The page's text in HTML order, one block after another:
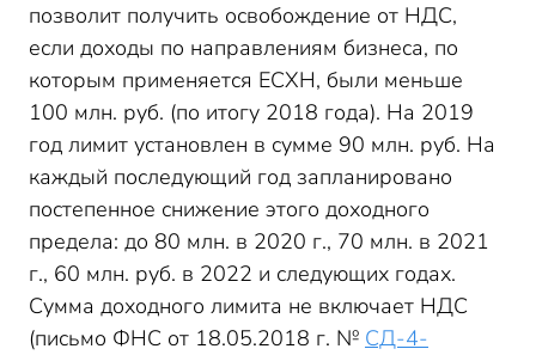
позволит получить освобождение от НДС,
если доходы по направлениям бизнеса, по
которым применяется ЕСХН, были меньше
100 млн. руб. (по итогу 2018 года). На 2019
год лимит установлен в сумме 90 млн. руб. На
каждый последующий год запланировано
постепенное снижение этого доходного
предела: до 80 млн. в 2020 г., 70 млн. в 2021
г., 60 млн. руб. в 2022 и следующих годах.
Сумма доходного лимита не включает НДС
(письмо ФНС от 18.05.2018 г. № СД-4-